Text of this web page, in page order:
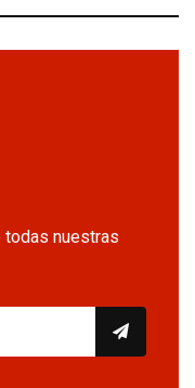
todas nuestras